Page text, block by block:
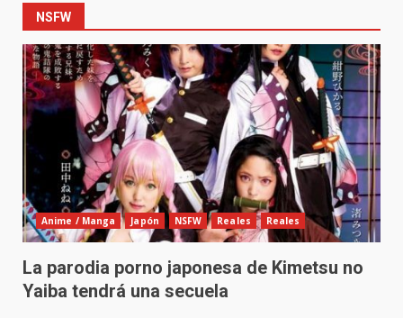
NSFW
Anime / Manga Japón NSFW Reales Reales
La parodia porno japonesa de Kimetsu no
Yaiba tendrá una secuela